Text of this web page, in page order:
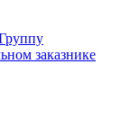
заказнике